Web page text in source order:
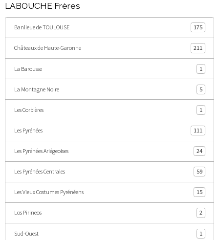
LABOUCHE Frères
Banlieue de TOULOUSE 175
Châteaux de Haute-Garonne 211
La Barousse 1
La Montagne Noire 5
Les Corbières 1
Les Pyrénées 111
Les Pyrénées Ariégeoises 24
Les Pyrénées Centrales 59
Les Vieux Costumes Pyrénéens 15
Los Pirineos 2
Sud-Ouest 1